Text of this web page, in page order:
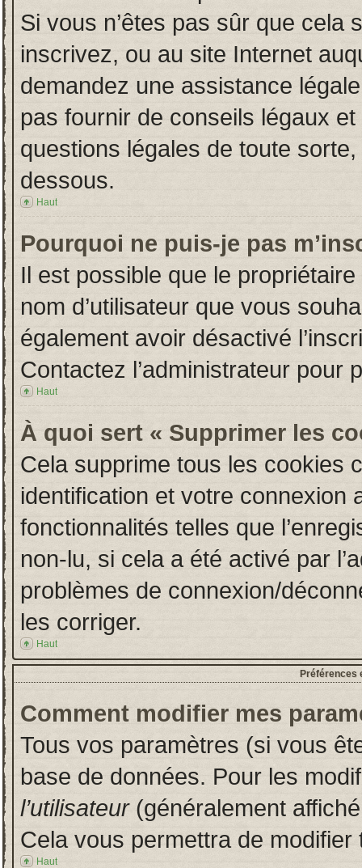
Si vous n’êtes pas sûr que cela
inscrivez, ou au site Internet
demandez une assistance
pas fournir de conseils légaux
questions légales de toute
dessous.
Haut
Pourquoi ne puis-je pas
Il est possible que le
nom d’utilisateur que vous
également avoir désactivé
Contactez l’administrateur pour
Haut
À quoi sert « Supprimer les
Cela supprime tous les cookies
identification et votre connexion
fonctionnalités telles que
non-lu, si cela a été activé par
problèmes de connexion/
les corriger.
Haut
Préférences
Comment modifier mes
Tous vos paramètres (si vous
base de données. Pour les
l’utilisateur(généralement
Cela vous permettra de
Haut